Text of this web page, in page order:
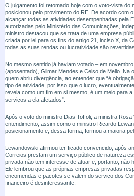
O julgamento foi retomado hoje com o voto-vista do
posicionou pelo provimento do RE. De acordo com
alcançar todas as atividades desempenhadas pela
autorizadas pelo Ministério das Comunicações,
ministro destacou que se trata de uma empresa
criada por lei para os fins do artigo 21, inciso X, da
todas as suas rendas ou lucratividade são
No mesmo sentido já haviam votado – em
(aposentado), Gilmar Mendes e Celso de Mello. Na
quem abriu divergência, ao entender que “é
tipo de atividade, por isso que o lucro,
revela como um fim em si mesmo, é um meio para
serviços a ela afetados”.
Após o voto do ministro Dias Toffoli, a ministra
entendimento, assim como o ministro Ricardo
posicionamento e, dessa forma, formou a maioria
Lewandowski afirmou ter ficado convencido, após
Correios prestam um serviço público de natureza
privada não tem interesse de atuar e, portanto, não
Ele lembrou que as próprias empresas privadas
encomendas e pacotes se valem do serviço dos
financeiro é desinteressante.